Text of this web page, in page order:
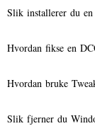
Slik installerer du
Hvordan fikse en
Hvordan bruke
Slik fjerner du